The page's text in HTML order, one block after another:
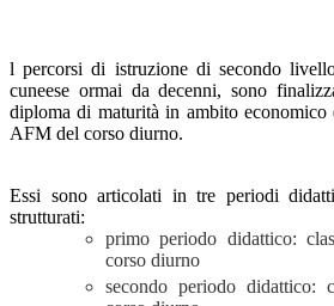
l percorsi di istruzione di secondo
cuneese ormai da decenni, sono
diploma di maturità in ambito economico
AFM del corso diurno.
Essi sono articolati in tre periodi
strutturati:
primo periodo didattico:
corso diurno
secondo periodo didattico: